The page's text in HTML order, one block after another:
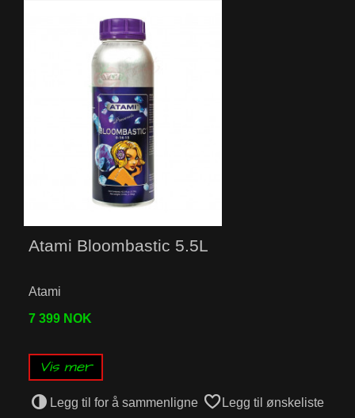
Atami Bloombastic 5.5L
Atami
7 399 NOK
Vis mer
Legg til for å sammenligne Legg til ønskeliste